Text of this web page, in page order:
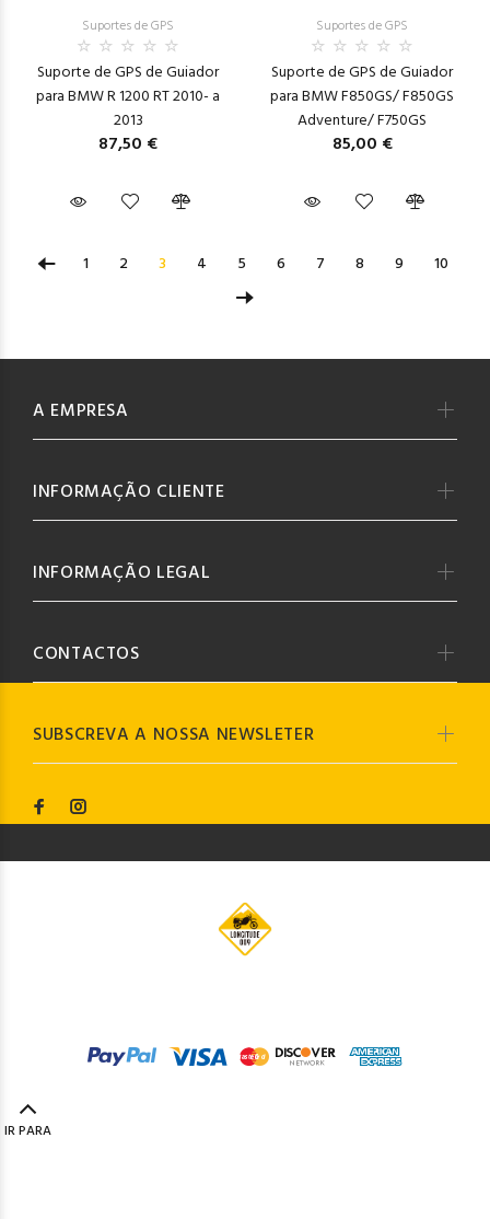
Suportes de GPS
Suporte de GPS de Guiador
para BMW R 1200 RT 2010- a
2013
87,50 €
Suportes de GPS
Suporte de GPS de Guiador
para BMW F850GS/ F850GS
Adventure/ F750GS
85,00 €
1 2 3 4 5 6 7 8 9 10
SUBSCREVA A NOSSA NEWSLETER
A EMPRESA
INFORMAÇÃO CLIENTE
INFORMAÇÃO LEGAL
CONTACTOS
IR PARA